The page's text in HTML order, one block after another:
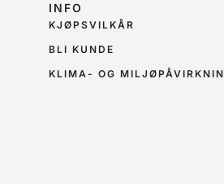
INFO
KJØPSVILKÅR
BLI KUNDE
KLIMA- OG